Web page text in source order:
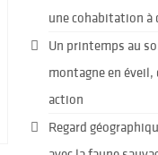
une cohabitation à
Un printemps au
montagne en éveil,
action
Regard